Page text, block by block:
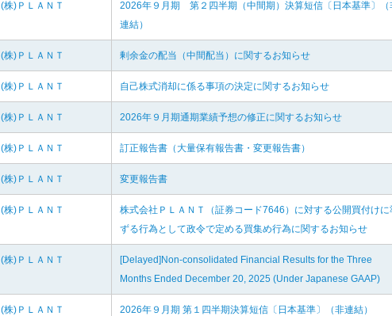
(株)ＰＬＡＮＴ
2026年９月期 第２四半期（中間期）決算短信〔日本基準〕（
連結）
(株)ＰＬＡＮＴ 剰余金の配当（中間配当）に関するお知らせ
(株)ＰＬＡＮＴ 自己株式消却に係る事項の決定に関するお知らせ
(株)ＰＬＡＮＴ 2026年９月期通期業績予想の修正に関するお知らせ
(株)ＰＬＡＮＴ 訂正報告書（大量保有報告書・変更報告書）
(株)ＰＬＡＮＴ 変更報告書
(株)ＰＬＡＮＴ
株式会社ＰＬＡＮＴ（証券コード7646）に対する公開買付けに
ずる行為として政令で定める買集め行為に関するお知らせ
(株)ＰＬＡＮＴ
[Delayed]Non-consolidated Financial Results for the Three
Months Ended December 20, 2025 (Under Japanese GAAP)
(株)ＰＬＡＮＴ 2026年９月期 第１四半期決算短信〔日本基準〕（非連結）